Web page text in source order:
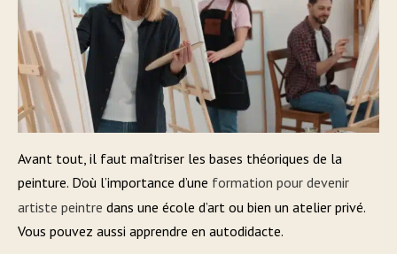
Avant tout, il faut maîtriser les bases théoriques de la
peinture. D’où l’importance d’une formation pour devenir
artiste peintre dans une école d’art ou bien un atelier privé.
Vous pouvez aussi apprendre en autodidacte.